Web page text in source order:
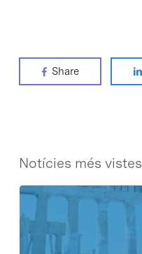
Share
Notícies més vistes